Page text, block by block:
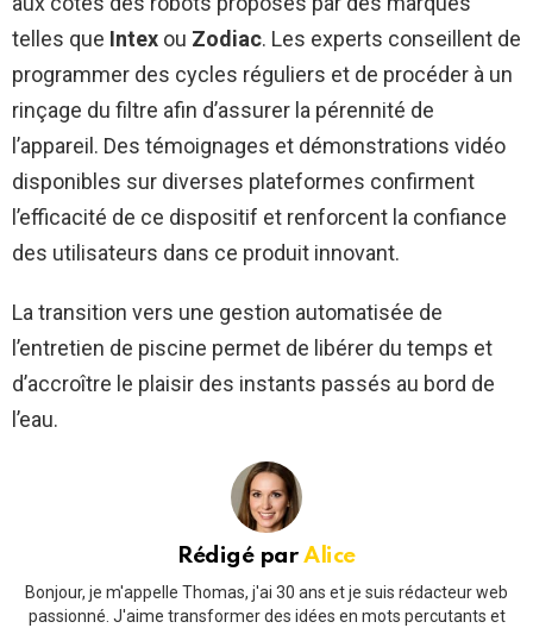
telles que Intex ou Zodiac. Les experts conseillent de
programmer des cycles réguliers et de procéder à un
rinçage du filtre afin d’assurer la pérennité de
l’appareil. Des témoignages et démonstrations vidéo
disponibles sur diverses plateformes confirment
l’efficacité de ce dispositif et renforcent la confiance
des utilisateurs dans ce produit innovant.
La transition vers une gestion automatisée de
l’entretien de piscine permet de libérer du temps et
d’accroître le plaisir des instants passés au bord de
l’eau.
Rédigé parAlice
Bonjour, je m'appelle Thomas, j'ai 30 ans et je suis rédacteur web
passionné. J'aime transformer des idées en mots percutants et